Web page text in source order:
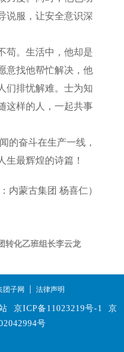
说服，让安全意识深
苟。生活中，他却是
意找他帮忙解决，他
们排忧解难。士为知
这样的人，一起共事
的奋斗在生产一线，
生最辉煌的诗篇！
集团 杨喜仁）
化乙班组长李云龙
团子网 | 法律声明
京ICP备11023219号-1
京
号